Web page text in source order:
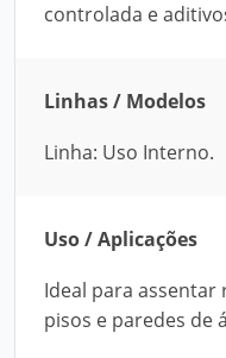
controlada e
Linhas / Modelos
Linha: Uso Interno.
Uso / Aplicações
Ideal para
pisos e paredes de